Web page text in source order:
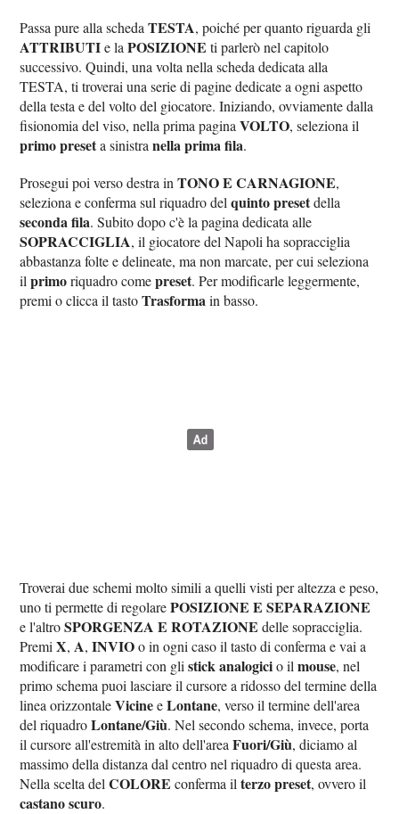
Passa pure alla schedaTESTA, poiché per quanto riguarda gli
ATTRIBUTIe laPOSIZIONE ti parlerò nel capitolo
successivo. Quindi, una volta nella scheda dedicata alla
TESTA, ti troverai una serie di pagine dedicate a ogni aspetto
della testa e del volto del giocatore. Iniziando, ovviamente dalla
fisionomia del viso, nella prima paginaVOLTO, seleziona il
primo preseta sinistranella prima fila.
Prosegui poi verso destra inTONO E CARNAGIONE,
seleziona e conferma sul riquadro delquinto presetdella
seconda fila. Subito dopo c'è la pagina dedicata alle
SOPRACCIGLIA, il giocatore del Napoli ha sopracciglia
abbastanza folte e delineate, ma non marcate, per cui seleziona
ilprimoriquadro comepreset. Per modificarle leggermente,
premi o clicca il tastoTrasformain basso.
Troverai due schemi molto simili a quelli visti per altezza e peso,
uno ti permette di regolarePOSIZIONE E SEPARAZIONE
e l'altroSPORGENZA E ROTAZIONE delle sopracciglia.
PremiX, A,INVIOo in ogni caso il tasto di conferma e vai a
modificare i parametri con glistick analogicio ilmouse, nel
primo schema puoi lasciare il cursore a ridosso del termine della
linea orizzontaleVicineeLontane, verso il termine dell'area
del riquadroLontane/Giù. Nel secondo schema, invece, porta
il cursore all'estremità in alto dell'areaFuori/Giù, diciamo al
massimo della distanza dal centro nel riquadro di questa area.
Nella scelta delCOLORE conferma ilterzo preset, ovvero il
castano scuro.